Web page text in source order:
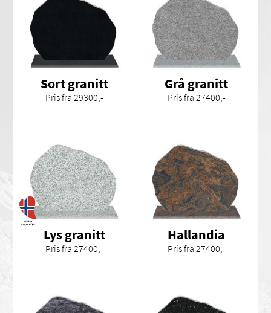
Sort granitt
Pris fra 29300,-
Grå granitt
Pris fra 27400,-
Lys granitt
Pris fra 27400,-
Hallandia
Pris fra 27400,-